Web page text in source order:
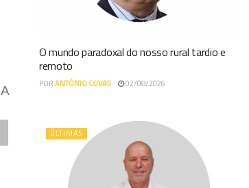
A
O mundo paradoxal do nosso rural tardio e
remoto
PORANTÓNIO COVAS 02/08/2026
ÚLTIMAS